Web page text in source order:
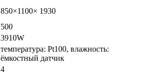
850×1100× 1930
500
3910W
температура: Pt100, влажность:
ёмкостный датчик
4